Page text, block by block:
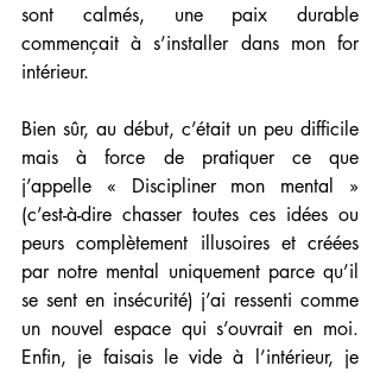
sont calmés, une paix durable
commençait à s’installer dans mon for
intérieur.
Bien sûr, au début, c’était un peu difficile
mais à force de pratiquer ce que
j’appelle « Discipliner mon mental »
(c’est-à-dire chasser toutes ces idées ou
peurs complètement illusoires et créées
par notre mental uniquement parce qu’il
se sent en insécurité) j’ai ressenti comme
un nouvel espace qui s’ouvrait en moi.
Enfin, je faisais le vide à l’intérieur, je